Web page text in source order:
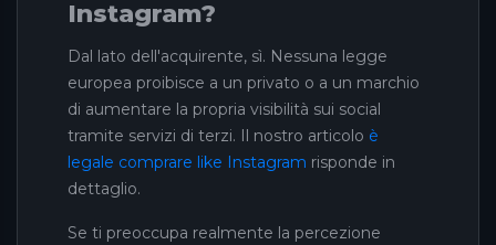
Instagram?
Dal lato dell'acquirente, sì. Nessuna legge
europea proibisce a un privato o a un marchio
di aumentare la propria visibilità sui social
tramite servizi di terzi. Il nostro articolo è
legale comprare like Instagram risponde in
dettaglio.
Se ti preoccupa realmente la percezione